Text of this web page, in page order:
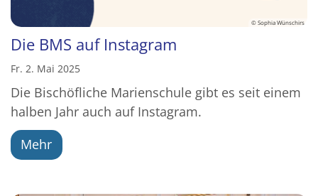
© Sophia Wünschirs
Die BMS auf Instagram
Fr. 2. Mai 2025
Die Bischöfliche Marienschule gibt es seit einem
halben Jahr auch auf Instagram.
Mehr